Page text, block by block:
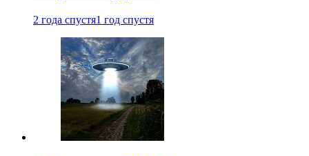
2 года спустя1 год спустя